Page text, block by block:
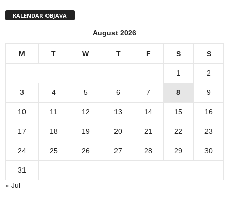
KALENDAR OBJAVA
August 2026
M T W T F S S
1 2
3 4 5 6 7 8 9
10 11 12 13 14 15 16
17 18 19 20 21 22 23
24 25 26 27 28 29 30
31
« Jul